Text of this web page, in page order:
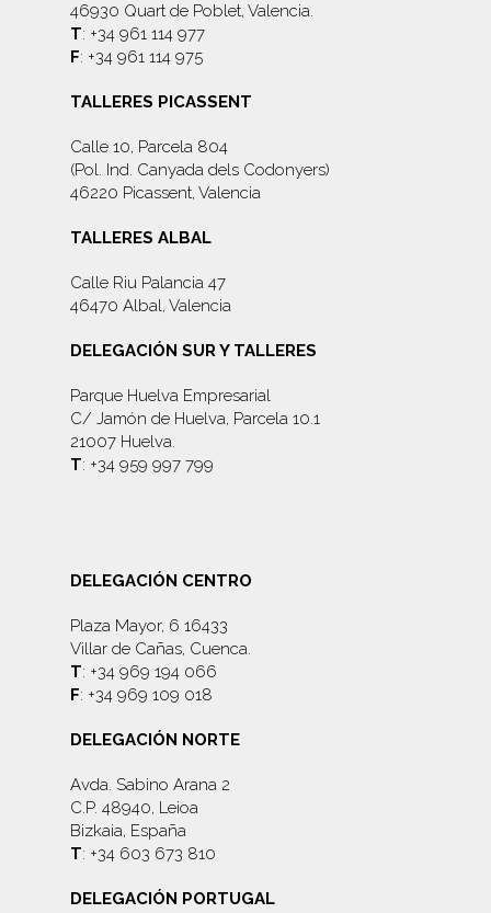
46930 Quart de Poblet, Valencia.
T: +34 961 114 977
F: +34 961 114 975
TALLERES PICASSENT
Calle 10, Parcela 804
(Pol. Ind. Canyada dels Codonyers)
46220 Picassent, Valencia
TALLERES ALBAL
Calle Riu Palancia 47
46470 Albal, Valencia
DELEGACIÓN SUR Y TALLERES
Parque Huelva Empresarial
C/ Jamón de Huelva, Parcela 10.1
21007 Huelva.
T: +34 959 997 799
DELEGACIÓN CENTRO
Plaza Mayor, 6 16433
Villar de Cañas, Cuenca.
T: +34 969 194 066
F: +34 969 109 018
DELEGACIÓN NORTE
Avda. Sabino Arana 2
C.P. 48940, Leioa
Bizkaia, España
T: +34 603 673 810
DELEGACIÓN PORTUGAL